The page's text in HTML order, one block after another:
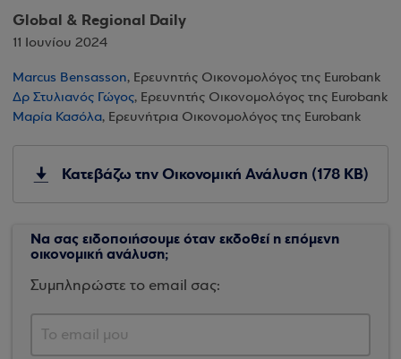
Global & Regional Daily
11 Ιουνίου 2024
Marcus Bensasson, Ερευνητής Οικονομολόγος της Eurobank
Δρ Στυλιανός Γώγος, Ερευνητής Οικονομολόγος της Eurobank
Μαρία Κασόλα, Ερευνήτρια Οικονομολόγος της Eurobank
Κατεβάζω την Οικονομική Ανάλυση (178 KB)
Να σας ειδοποιήσουμε όταν εκδοθεί η επόμενη
οικονομική ανάλυση;
Συμπληρώστε το email σας: